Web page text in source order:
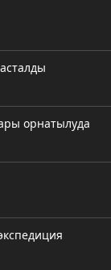
орнатылуда